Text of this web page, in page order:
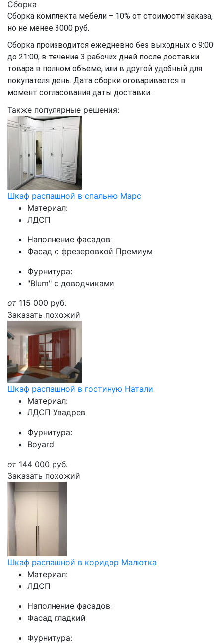
Сборка
Сборка комплекта мебели – 10% от стоимости заказа,
но не менее 3000 руб.
Сборка производится ежедневно без выходных с 9:00
до 21:00, в течение 3 рабочих дней после доставки
товара в полном объеме, или в другой удобный для
покупателя день. Дата сборки оговаривается в
момент согласования даты доставки.
Также популярные решения:
Шкаф распашной в спальню Марс
Материал:
ЛДСП
Наполнение фасадов:
Фасад с фрезеровкой Премиум
Фурнитура:
"Blum" с доводчиками
от 115 000 руб.
Заказать похожий
Шкаф распашной в гостиную Натали
Материал:
ЛДСП Увадрев
Фурнитура:
Boyard
от 144 000 руб.
Заказать похожий
Шкаф распашной в коридор Малютка
Материал:
ЛДСП
Наполнение фасадов:
Фасад гладкий
Фурнитура: